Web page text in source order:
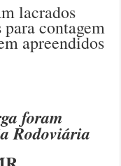
lacrados
contagem
apreendidos
foram
Rodoviária